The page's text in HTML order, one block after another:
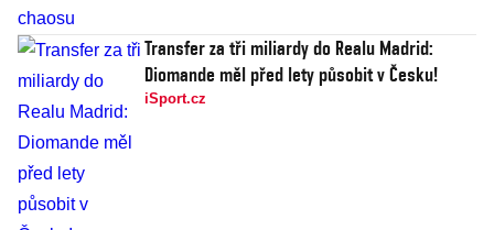
Transfer za tři miliardy do Realu Madrid:
Diomande měl před lety působit v Česku!
iSport.cz